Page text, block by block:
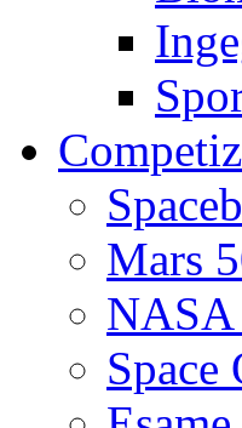
Mars
NASA
Space